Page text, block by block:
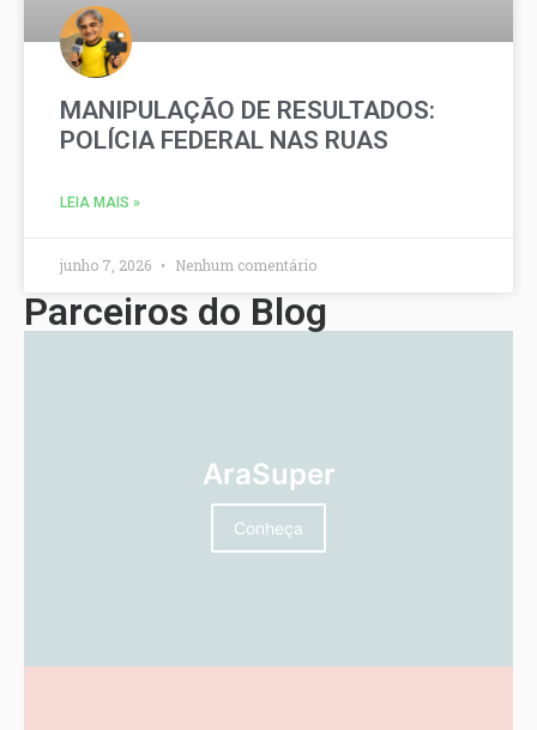
MANIPULAÇÃO DE RESULTADOS:
POLÍCIA FEDERAL NAS RUAS
LEIA MAIS »
junho 7, 2026 Nenhum comentário
Parceiros do Blog
AraSuper
Conheça